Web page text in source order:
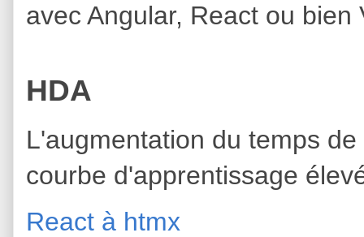
avec Angular, React ou bien
HDA
L'augmentation du temps
courbe d'apprentissage
React à htmx